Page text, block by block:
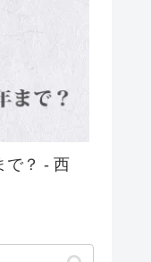
で？ - 西